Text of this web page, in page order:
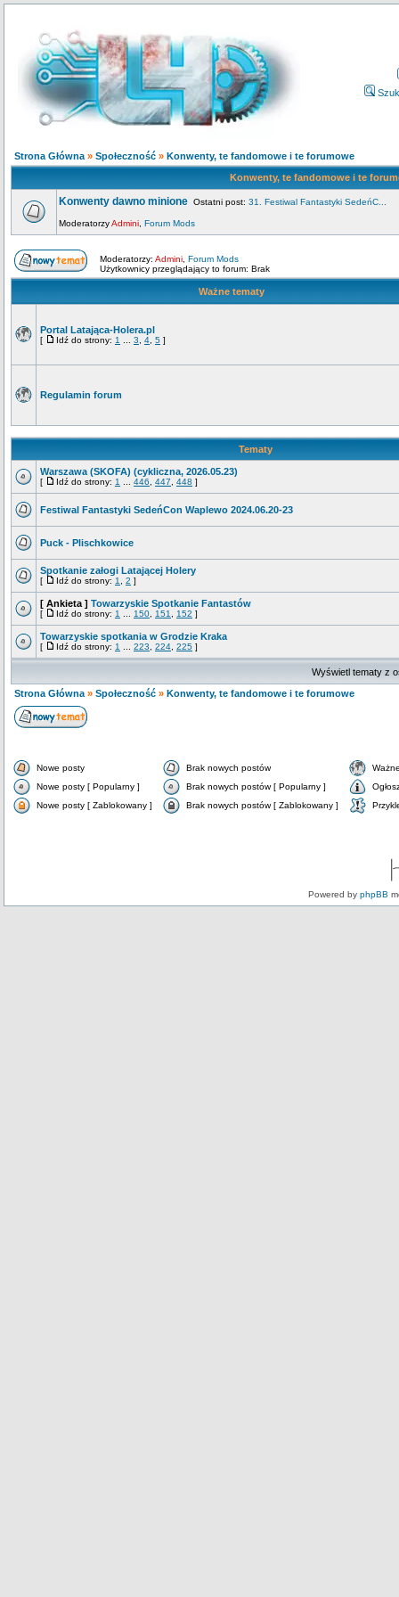
Strona Główna » Społeczność » Konwenty, te fandomowe i te forumowe
Konwenty, te fandomowe i te
Konwenty dawno minione Ostatni post: 31. Festiwal Fantastyki SedeńC...
ModeratorzyAdmini Forum Mods
Moderatorzy: Admini Forum Mods
Użytkownicy przeglądający to forum: Brak
Ważne tematy
Portal Latająca-Holera.pl
[ Idź do strony: 1 3 4 5 ]
Regulamin forum
Tematy
Warszawa (SKOFA) (cykliczna, 2026.05.23)
[ Idź do strony: 1 446 447 448 ]
Festiwal Fantastyki SedeńCon Waplewo 2024.06.20-23
Puck - Plischkowice
Spotkanie załogi Latającej Holery
[ Idź do strony: 1 2 ]
[ Ankieta ] Towarzyskie Spotkanie Fantastów
[ Idź do strony: 1 150 151 152 ]
Towarzyskie spotkania w Grodzie Kraka
[ Idź do strony: 1 223 224 225 ]
Wyświetl tematy z
Strona Główna » Społeczność » Konwenty, te fandomowe i te forumowe
Nowe posty Brak nowych postów
Nowe posty [ Popularny ]
Brak nowych postów [ Popularny ]
Nowe posty [ Zablokowany ]
Brak nowych postów [ Zablokowany ]
Powered by phpBB